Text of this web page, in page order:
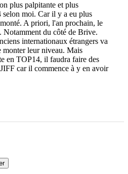
plus palpitante et plus
selon moi. Car il y a eu plus
A priori, l'an prochain, le
Notamment du côté de Brive.
internationaux étrangers va
monter leur niveau. Mais
en TOP14, il faudra faire des
car il commence à y en avoir